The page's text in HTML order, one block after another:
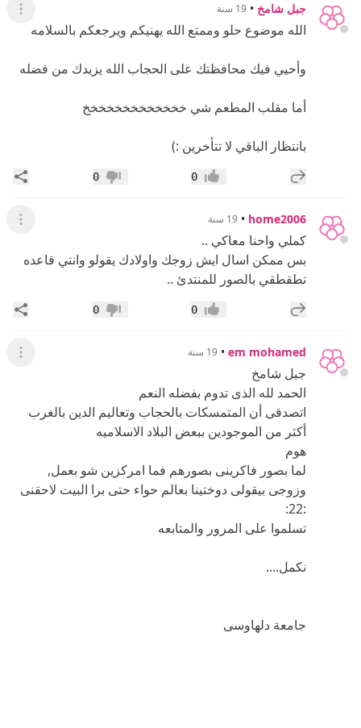
جبل شامخ • 19 سنة عرض
الله موضوع حلو وممتع الله يهنيكم ويرجعكم بالسلامه
وأحيي فيك محافظتك على الحجاب الله يزيدك من فضله
أما مقلب المطعم شي خخخخخخخخخخخخخ
بانتظار الباقي لا تتأخرين :)
إضافة رد جديد إعجاب0 عدم إعجاب
0
home2006
• 19 سنة عرض
كملي واحنا معاكي ..
بس ممكن اسال ايش زوجك واولادك يقولو وانتي قاعده
تطقطقي بالصور للمنتدئ ..
إضافة رد جديد إعجاب0 عدم إعجاب
0
em mohamed
• 19 سنة عرض
جبل شامخ
الحمد لله الذى تدوم بفضله النعم
اتصدقى أن المتمسكات بالحجاب وتعاليم الدين بالغرب
أكثر من الموجودين ببعض البلاد الاسلاميه
هوم
لما بصور فاكرينى بصورهم فما امركزين شو بعمل,
وزوجى بيقولى دوختينا بعالم حواء حتى برا البيت لاحقنى
:22:
تسلموا على المرور والمتابعه
نكمل....
جامعة دلهاوسى